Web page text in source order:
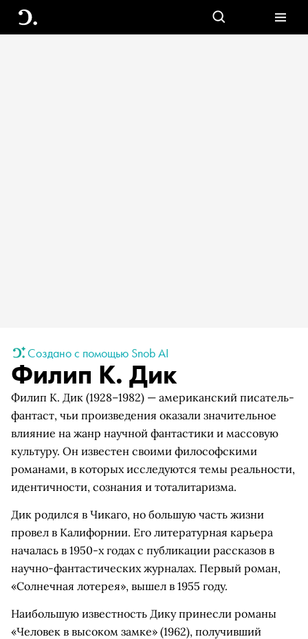
Создано с помощью Snob AI
Филип К. Дик
Филип К. Дик (1928–1982) — американский писатель-
фантаст, чьи произведения оказали значительное
влияние на жанр научной фантастики и массовую
культуру. Он известен своими философскими
романами, в которых исследуются темы реальности,
идентичности, сознания и тоталитаризма.
Дик родился в Чикаго, но большую часть жизни
провел в Калифорнии. Его литературная карьера
началась в 1950-х годах с публикации рассказов в
научно-фантастических журналах. Первый роман,
«Солнечная лотерея», вышел в 1955 году.
Наибольшую известность Дику принесли романы
«Человек в высоком замке» (1962), получивший